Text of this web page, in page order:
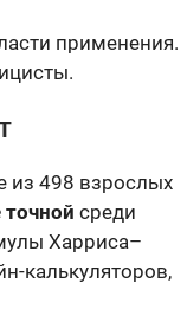
применения.
из 498 взрослых
точной среди
Харриса–
калькуляторов,